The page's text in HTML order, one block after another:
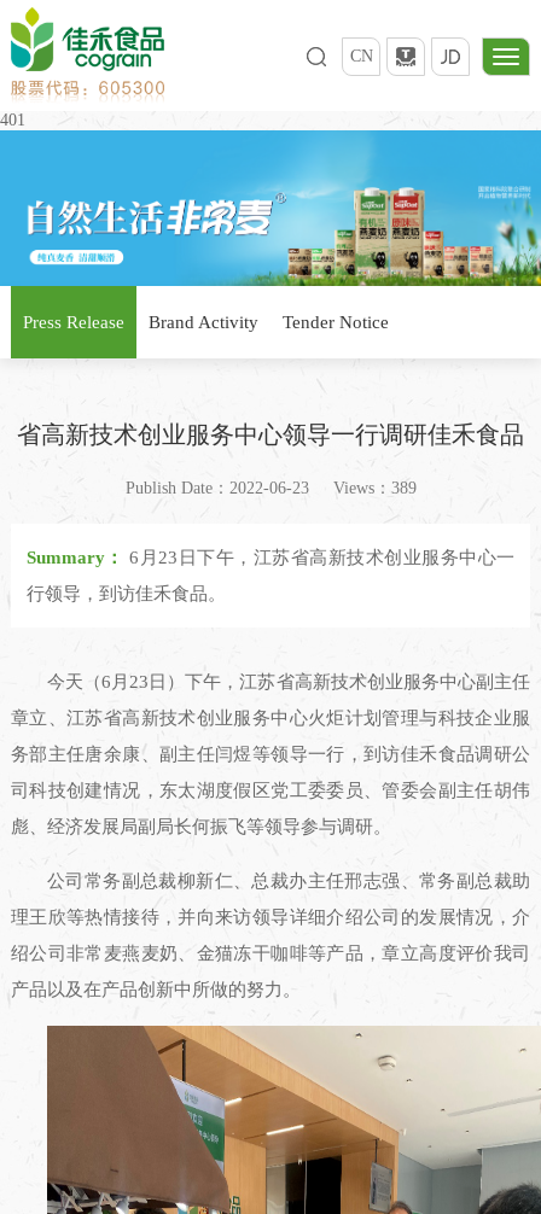
CN
401
Press Release Brand Activity Tender Notice
省高新技术创业服务中心领导一行调研佳禾食品
Publish Date：2022-06-23 Views：389
Summary：
6月23日下午，江苏省高新技术创业服务中心一
行领导，到访佳禾食品。
今天（6月23日）下午，江苏省高新技术创业服务中心副主任
章立、江苏省高新技术创业服务中心火炬计划管理与科技企业服
务部主任唐余康、副主任闫煜等领导一行，到访佳禾食品调研公
司科技创建情况，东太湖度假区党工委委员、管委会副主任胡伟
彪、经济发展局副局长何振飞等领导参与调研。
公司常务副总裁柳新仁、总裁办主任邢志强、常务副总裁助
理王欣等热情接待，并向来访领导详细介绍公司的发展情况，介
绍公司非常麦燕麦奶、金猫冻干咖啡等产品，章立高度评价我司
产品以及在产品创新中所做的努力。